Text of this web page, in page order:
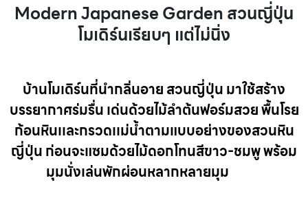
Modern Japanese Garden สวนญี่ปุ่น
โมเดิร์นเรียบๆ แต่ไม่นิ่ง
บ้านโมเดิร์นที่นำกลิ่นอาย สวนญี่ปุ่น มาใช้สร้าง
บรรยากาศร่มรื่น เด่นด้วยไม้ลำต้นฟอร์มสวย พื้นโรย
ก้อนหินเเละกรวดเเม่น้ำตามแบบอย่างของสวนหิน
ญี่ปุ่น ก่อนจะแซมด้วยไม้ดอกโทนสีขาว-ชมพู พร้อม
มุมนั่งเล่นพักผ่อนหลากหลายมุม